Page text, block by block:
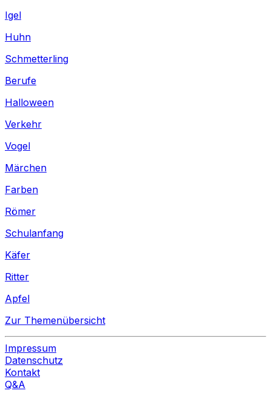
Igel
Huhn
Schmetterling
Berufe
Halloween
Verkehr
Vogel
Märchen
Farben
Römer
Schulanfang
Käfer
Ritter
Apfel
Zur Themenübersicht
Impressum
Datenschutz
Kontakt
Q&A